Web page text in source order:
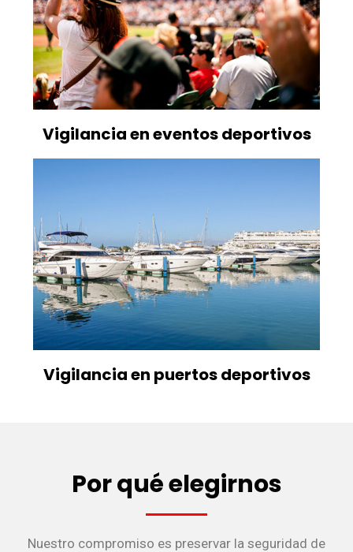
Vigilancia en eventos deportivos
Vigilancia en puertos deportivos
Por qué elegirnos
Nuestro compromiso es preservar la seguridad de